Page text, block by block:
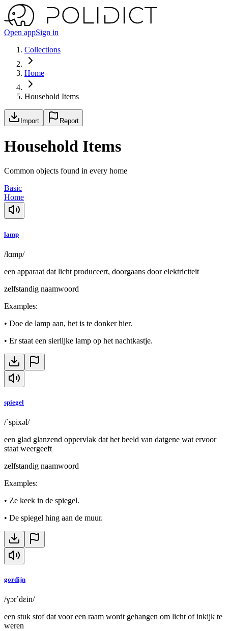
Open appSign in
Collections
Home
Household Items
Import Report
Household Items
Common objects found in every home
Basic
Home
lamp
/lɑmp/
een apparaat dat licht produceert, doorgaans door elektriciteit
zelfstandig naamwoord
Examples:
• Doe de lamp aan, het is te donker hier.
• Er staat een sierlijke lamp op het nachtkastje.
spiegel
/ˈspixəl/
een glad glanzend oppervlak dat het beeld van datgene wat ervoor
staat weergeeft
zelfstandig naamwoord
Examples:
• Ze keek in de spiegel.
• De spiegel hing aan de muur.
gordijn
/ɣɔrˈdɛin/
een stuk stof dat voor een raam wordt gehangen om licht of inkijk te
weren